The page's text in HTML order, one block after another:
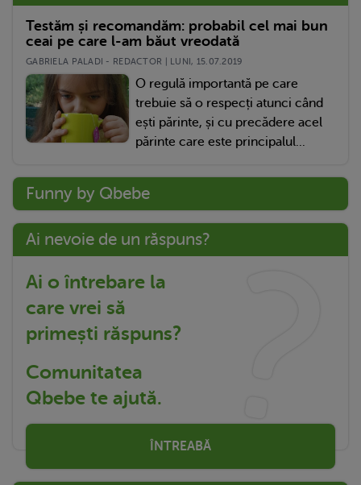
Testăm și recomandăm: probabil cel mai bun
ceai pe care l-am băut vreodată
GABRIELA PALADI - REDACTOR | LUNI, 15.07.2019
O regulă importantă pe care
trebuie să o respecți atunci când
ești părinte, și cu precădere acel
părinte care este principalul...
Funny by Qbebe
Ai nevoie de un răspuns?
Ai o întrebare la
care vrei să
primești răspuns?
Comunitatea
Qbebe te ajută.
ÎNTREABĂ